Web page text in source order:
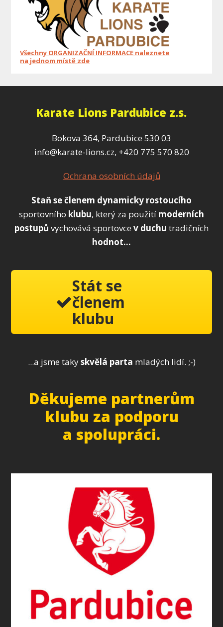
Všechny ORGANIZAČNÍ INFORMACE naleznete
na jednom místě zde
Karate Lions Pardubice z.s.
Bokova 364, Pardubice 530 03
info@karate-lions.cz, +420 775 570 820
Ochrana osobních údajů
Staň se členem dynamicky rostoucího
sportovního klubu, který za použití moderních
postupů vychovává sportovce v duchu tradičních
hodnot...
Stát se
členem
klubu
...a jsme takyskvělá parta mladých lidí. ;-)
Děkujeme partnerům
klubu za podporu
a spolupráci.